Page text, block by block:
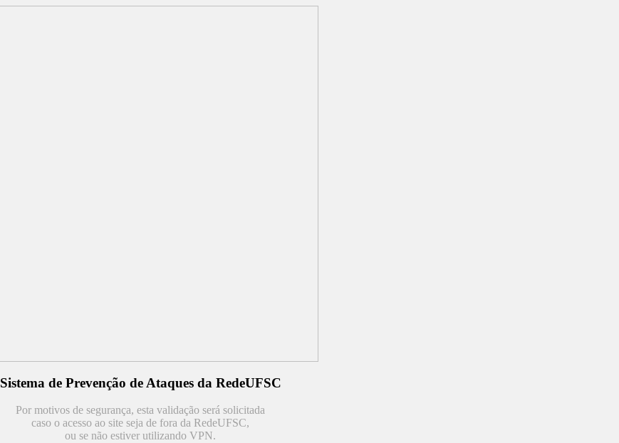
Sistema de Prevenção de Ataques da RedeUFSC
Por motivos de segurança, esta validação será solicitada
caso o acesso ao site seja de fora da RedeUFSC,
ou se não estiver utilizando VPN.